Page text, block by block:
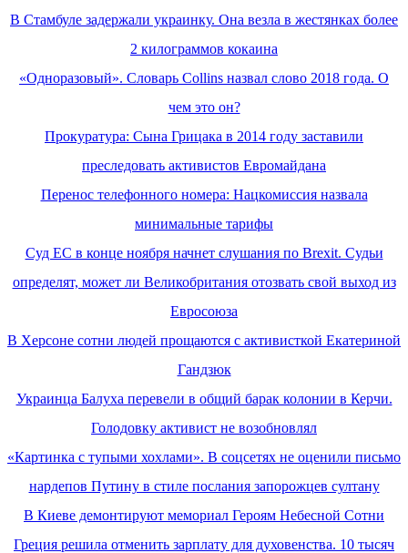
В Стамбуле задержали украинку. Она везла в жестянках более
2 килограммов кокаина
«Одноразовый». Словарь Collins назвал слово 2018 года. О
чем это он?
Прокуратура: Сына Грицака в 2014 году заставили
преследовать активистов Евромайдана
Перенос телефонного номера: Нацкомиссия назвала
минимальные тарифы
Суд ЕС в конце ноября начнет слушания по Brexit. Судьи
определят, может ли Великобритания отозвать свой выход из
Евросоюза
В Херсоне сотни людей прощаются с активисткой Екатериной
Гандзюк
Украинца Балуха перевели в общий барак колонии в Керчи.
Голодовку активист не возобновлял
«Картинка с тупыми хохлами». В соцсетях не оценили письмо
нардепов Путину в стиле послания запорожцев султану
В Киеве демонтируют мемориал Героям Небесной Сотни
Греция решила отменить зарплату для духовенства. 10 тысяч